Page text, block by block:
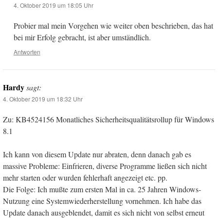
4. Oktober 2019 um 18:05 Uhr
Probier mal mein Vorgehen wie weiter oben beschrieben, das hat
bei mir Erfolg gebracht, ist aber umständlich.
Antworten
Hardysagt:
4. Oktober 2019 um 18:32 Uhr
Zu: KB4524156 Monatliches Sicherheitsqualitätsrollup für Windows
8.1
Ich kann von diesem Update nur abraten, denn danach gab es
massive Probleme: Einfrieren, diverse Programme ließen sich nicht
mehr starten oder wurden fehlerhaft angezeigt etc. pp.
Die Folge: Ich mußte zum ersten Mal in ca. 25 Jahren Windows-
Nutzung eine Systemwiederherstellung vornehmen. Ich habe das
Update danach ausgeblendet, damit es sich nicht von selbst erneut